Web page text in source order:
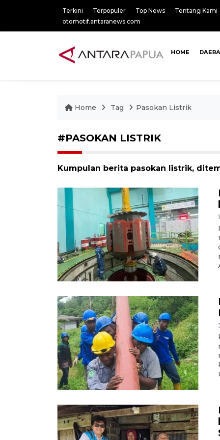
Terkini Terpopuler Top News
Tentang Kami
otomotif.antaranews.com
HOME
Home Tag Pasokan Listrik
#PASOKAN LISTRIK
Kumpulan berita pasokan listrik,